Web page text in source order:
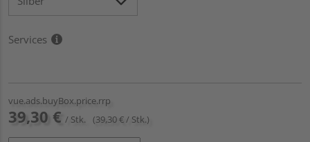
Services
vue.ads.buyBox.price.rrp
39,30 € / Stk. (39,30 € / Stk.)